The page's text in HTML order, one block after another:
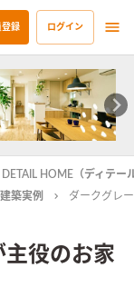
登録 ログイン
DETAIL HOME（ディテ
築実例 ダークグレ
主役のお家